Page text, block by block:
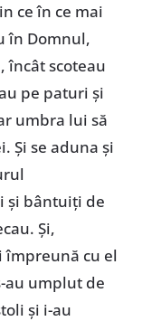
ce în ce mai
în Domnul,
încât scoteau
pe paturi și
umbra lui să
Și se aduna și
și bântuiți de
Și,
împreună cu el
au umplut de
și i-au